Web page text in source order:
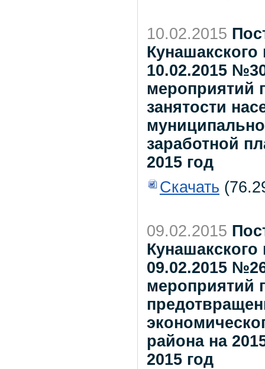
10.02.2015
10.02.2015
мероприятий
занятости
заработной
2015 год
Скачать
09.02.2015
09.02.2015
мероприятий
района на
2015 год